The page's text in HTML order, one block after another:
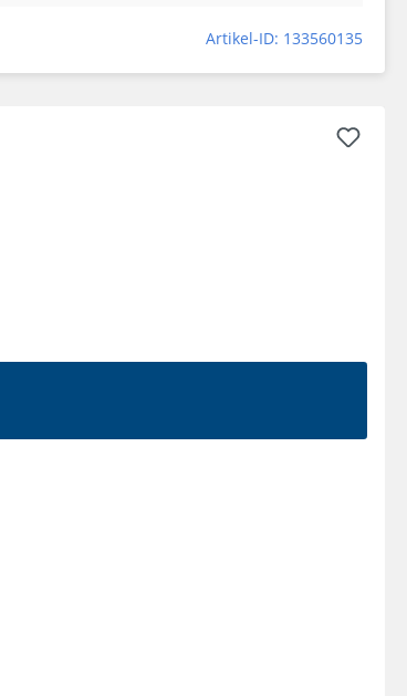
Artikel-ID: 133560135